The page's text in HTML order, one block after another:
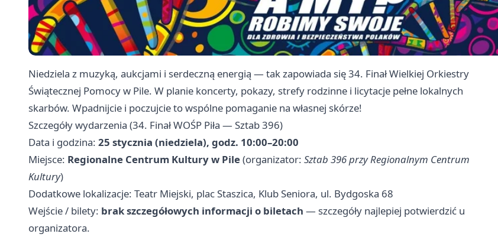
Niedziela z muzyką, aukcjami i serdeczną energią — tak zapowiada się 34. Finał Wielkiej Orkiestry
Świątecznej Pomocy w Pile. W planie koncerty, pokazy, strefy rodzinne i licytacje pełne lokalnych
skarbów. Wpadnijcie i poczujcie to wspólne pomaganie na własnej skórze!
Szczegóły wydarzenia (34. Finał WOŚP Piła — Sztab 396)
Data i godzina: 25 stycznia (niedziela), godz. 10:00–20:00
Miejsce: Regionalne Centrum Kultury w Pile(organizator: Sztab 396 przy Regionalnym Centrum
Kultury)
Dodatkowe lokalizacje: Teatr Miejski, plac Staszica, Klub Seniora, ul. Bydgoska 68
Wejście / bilety: brak szczegółowych informacji o biletach — szczegóły najlepiej potwierdzić u
organizatora.